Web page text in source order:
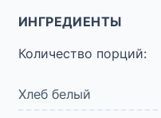
ИНГРЕДИЕНТЫ
Количество порций:
Хлеб белый